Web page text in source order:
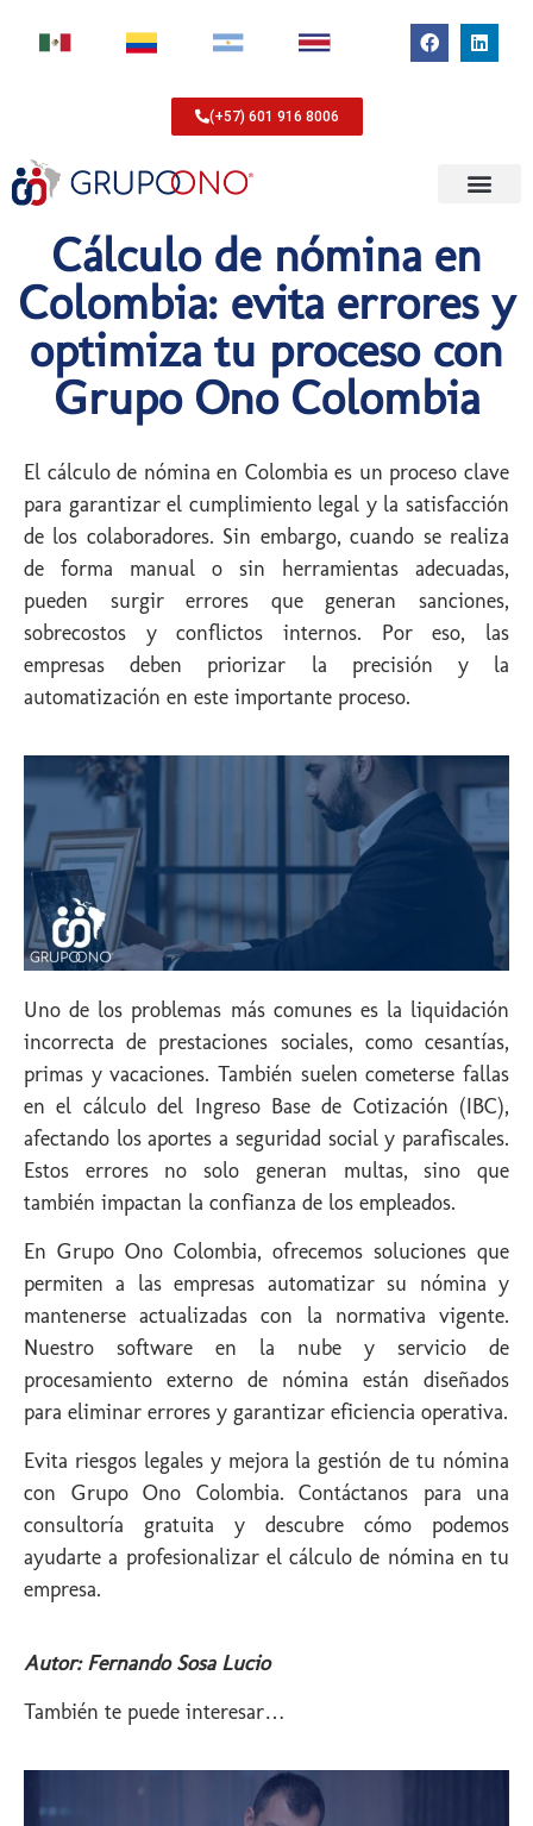
(+57) 601 916 8006
Cálculo de nómina en
Colombia: evita errores y
optimiza tu proceso con
Grupo Ono Colombia
El cálculo de nómina en Colombia es un proceso clave
para garantizar el cumplimiento legal y la satisfacción
de los colaboradores. Sin embargo, cuando se realiza
de forma manual o sin herramientas adecuadas,
pueden surgir errores que generan sanciones,
sobrecostos y conflictos internos. Por eso, las
empresas deben priorizar la precisión y la
automatización en este importante proceso.
Uno de los problemas más comunes es la liquidación
incorrecta de prestaciones sociales, como cesantías,
primas y vacaciones. También suelen cometerse fallas
en el cálculo del Ingreso Base de Cotización (IBC),
afectando los aportes a seguridad social y parafiscales.
Estos errores no solo generan multas, sino que
también impactan la confianza de los empleados.
En Grupo Ono Colombia, ofrecemos soluciones que
permiten a las empresas automatizar su nómina y
mantenerse actualizadas con la normativa vigente.
Nuestro software en la nube y servicio de
procesamiento externo de nómina están diseñados
para eliminar errores y garantizar eficiencia operativa.
Evita riesgos legales y mejora la gestión de tu nómina
con Grupo Ono Colombia. Contáctanos para una
consultoría gratuita y descubre cómo podemos
ayudarte a profesionalizar el cálculo de nómina en tu
empresa.
Autor: Fernando Sosa Lucio
También te puede interesar…